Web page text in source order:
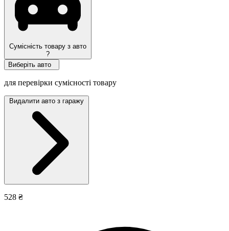
Сумісність товару з авто
?
Виберіть авто
для перевірки сумісності товару
Видалити авто з гаражу
528 ₴